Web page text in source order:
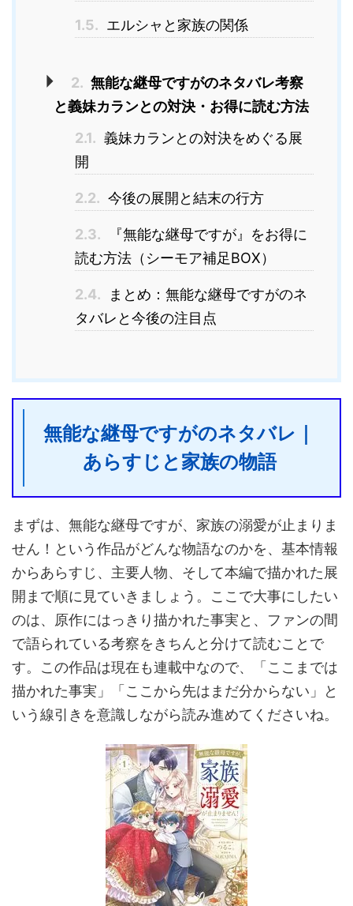
1.5. エルシャと家族の関係
2. 無能な継母ですがのネタバレ考察
と義妹カランとの対決・お得に読む方法
2.1. 義妹カランとの対決をめぐる展
開
2.2. 今後の展開と結末の行方
2.3.
『無能な継母ですが』をお得に
読む方法（シーモア補足BOX）
2.4.
まとめ：無能な継母ですがのネ
タバレと今後の注目点
無能な継母ですがのネタバレ｜
あらすじと家族の物語
まずは、無能な継母ですが、家族の溺愛が止まりま
せん！という作品がどんな物語なのかを、基本情報
からあらすじ、主要人物、そして本編で描かれた展
開まで順に見ていきましょう。ここで大事にしたい
のは、原作にはっきり描かれた事実と、ファンの間
で語られている考察をきちんと分けて読むことで
す。この作品は現在も連載中なので、「ここまでは
描かれた事実」「ここから先はまだ分からない」と
いう線引きを意識しながら読み進めてくださいね。